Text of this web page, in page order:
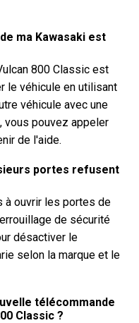
ma Kawasaki est
800 Classic est
le véhicule en utilisant
véhicule avec une
vous pouvez appeler
de l'aide.
portes refusent
à ouvrir les portes de
de sécurité
désactiver le
selon la marque et le
télécommande
Classic ?